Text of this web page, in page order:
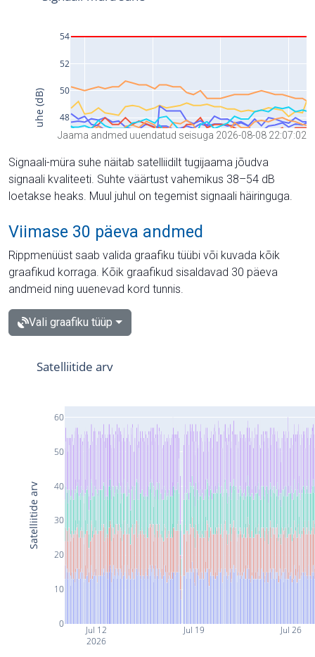
Jaama andmed uuendatud seisuga 2026-08-08 22:07:02
Signaali-müra suhe näitab satelliidilt tugijaama jõudva
signaali kvaliteeti. Suhte väärtust vahemikus 38–54 dB
loetakse heaks. Muul juhul on tegemist signaali häiringuga.
Viimase 30 päeva andmed
Rippmenüüst saab valida graafiku tüübi või kuvada kõik
graafikud korraga. Kõik graafikud sisaldavad 30 päeva
andmeid ning uuenevad kord tunnis.
Vali graafiku tüüp
Jul 12
2026
Jul 19 Jul 26
0
10
20
30
40
50
60
Satelliitide arv
Satelliitide arv